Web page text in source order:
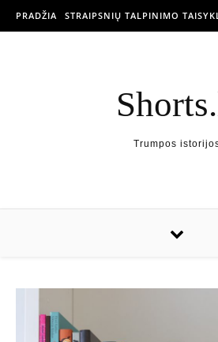
PRADŽIA STRAIPSNIŲ TALPINIMO
Trumpos